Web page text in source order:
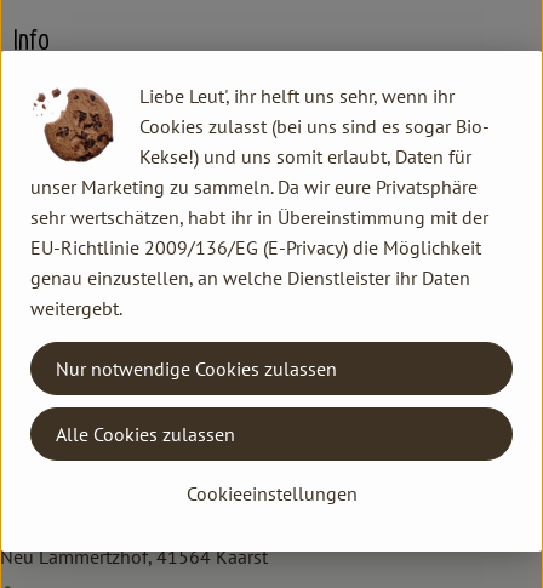
Info
Schwein, Schäfers Fleischerei
Produktinformationen
Herkunft
Hersteller: sch
Deutschland
Neu Lammertzhof, 41564 Kaarst
Liebe Leut', ihr helft uns sehr, wenn ihr
Cookies zulasst (bei uns sind es sogar Bio-
Kekse!) und uns somit erlaubt, Daten für
unser Marketing zu sammeln. Da wir eure Privatsphäre
sehr wertschätzen, habt ihr in Übereinstimmung mit der
EU-Richtlinie 2009/136/EG (E-Privacy) die Möglichkeit
genau einzustellen, an welche Dienstleister ihr Daten
weitergebt.
Cookieeinstellungen
Nur notwendige Cookies zulassen
Alle Cookies zulassen